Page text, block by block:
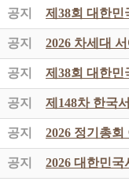
공지 제38회 대한민
공지 2026 차세대
공지 제38회 대한
공지 제148차 한국
공지 2026 정기총
공지 2026 대한민